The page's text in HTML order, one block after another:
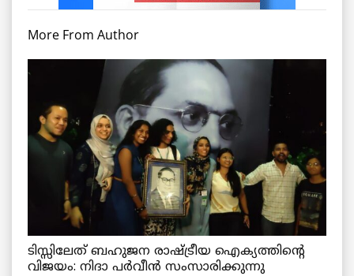
More From Author
ടിസ്സിലേത് ബഹുജന രാഷ്ട്രീയ ഐക്യത്തിന്റെ
വിജയം: നിദാ പർവീൻ സംസാരിക്കുന്നു